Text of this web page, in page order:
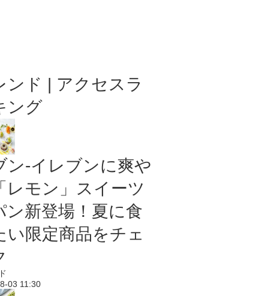
ンド | アクセスラ
ング
ン‐イレブンに爽や
レモン」スイーツ
ン新登場！夏に食
い限定商品をチェ
03 11:30